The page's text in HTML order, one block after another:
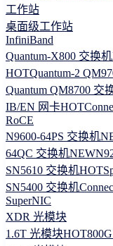
工作站
桌面级工作站
InfiniBand
Quantum-X800 交换机
HOTQuantum-2
Quantum QM8700 交
IB/EN 网卡HOT
RoCE
N9600-64PS 交换机
64QC 交换机NEW
SN5610 交换机HOT
SN5400 交换机
SuperNIC
XDR 光模块
1.6T 光模块HOT